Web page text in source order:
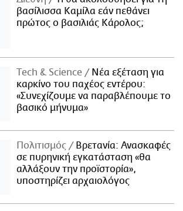
βασίλισσα Καμίλα εάν πεθάνει
πρώτος ο βασιλιάς Κάρολος;
Τech & Science
Νέα εξέταση για
καρκίνο του παχέος εντέρου:
«Συνεχίζουμε να παραβλέπουμε το
βασικό μήνυμα»
Πολιτισμός
Βρετανία: Ανασκαφές
σε πυρηνική εγκατάσταση «θα
αλλάξουν την προϊστορία»,
υποστηρίζει αρχαιολόγος